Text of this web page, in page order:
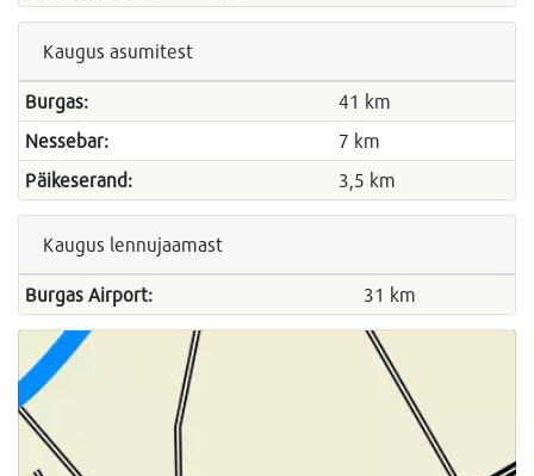
Kaugus asumitest
Burgas:
41 km
Nessebar:
7 km
Päikeserand:
3,5 km
Kaugus lennujaamast
Burgas Airport: 31 km